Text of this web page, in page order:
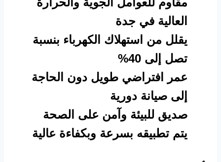
العالية في جدة
يقلل من استهلاك الكهرباء بنسبة
تصل إلى 40%
عمر افتراضي طويل دون الحاجة
إلى صيانة دورية
صديق للبيئة وآمن على الصحة
يتم تطبيقه بسرعة وبكفاءة عالية